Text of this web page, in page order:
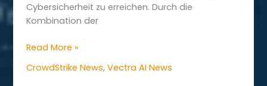
Cybersicherheit zu erreichen. Durch die
Kombination der
Vectra
&
Read More »
CrowdStrike News,Vectra AI News